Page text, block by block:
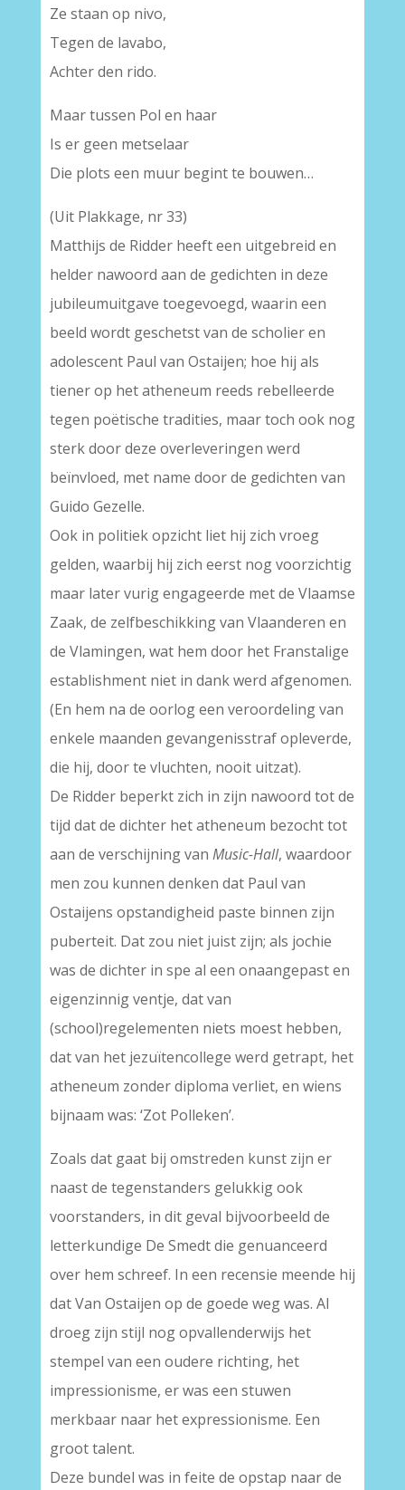
Ze staan op nivo,
Tegen de lavabo,
Achter den rido.
Maar tussen Pol en haar
Is er geen metselaar
Die plots een muur begint te bouwen…
(Uit Plakkage, nr 33)
Matthijs de Ridder heeft een uitgebreid en
helder nawoord aan de gedichten in deze
jubileumuitgave toegevoegd, waarin een
beeld wordt geschetst van de scholier en
adolescent Paul van Ostaijen; hoe hij als
tiener op het atheneum reeds rebelleerde
tegen poëtische tradities, maar toch ook nog
sterk door deze overleveringen werd
beïnvloed, met name door de gedichten van
Guido Gezelle.
Ook in politiek opzicht liet hij zich vroeg
gelden, waarbij hij zich eerst nog voorzichtig
maar later vurig engageerde met de Vlaamse
Zaak, de zelfbeschikking van Vlaanderen en
de Vlamingen, wat hem door het Franstalige
establishment niet in dank werd afgenomen.
(En hem na de oorlog een veroordeling van
enkele maanden gevangenisstraf opleverde,
die hij, door te vluchten, nooit uitzat).
De Ridder beperkt zich in zijn nawoord tot de
tijd dat de dichter het atheneum bezocht tot
aan de verschijning van Music-Hall, waardoor
men zou kunnen denken dat Paul van
Ostaijens opstandigheid paste binnen zijn
puberteit. Dat zou niet juist zijn; als jochie
was de dichter in spe al een onaangepast en
eigenzinnig ventje, dat van
(school)regelementen niets moest hebben,
dat van het jezuïtencollege werd getrapt, het
atheneum zonder diploma verliet, en wiens
bijnaam was: ‘Zot Polleken’.
Zoals dat gaat bij omstreden kunst zijn er
naast de tegenstanders gelukkig ook
voorstanders, in dit geval bijvoorbeeld de
letterkundige De Smedt die genuanceerd
over hem schreef. In een recensie meende hij
dat Van Ostaijen op de goede weg was. Al
droeg zijn stijl nog opvallenderwijs het
stempel van een oudere richting, het
impressionisme, er was een stuwen
merkbaar naar het expressionisme. Een
groot talent.
Deze bundel was in feite de opstap naar de